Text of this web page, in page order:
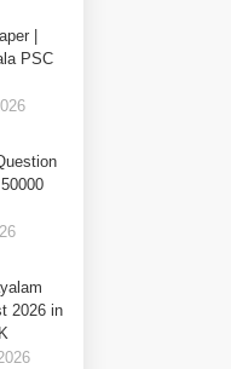
|
PSC
2026 in